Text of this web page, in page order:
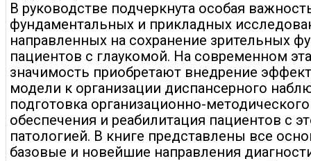
В руководстве подчеркнута особая
фундаментальных и прикладных
направленных на сохранение зрительных
пациентов с глаукомой. На современном
значимость приобретают внедрение
модели к организации диспансерного
подготовка организационно-методического
обеспечения и реабилитация пациентов с
патологией. В книге представлены все
базовые и новейшие направления